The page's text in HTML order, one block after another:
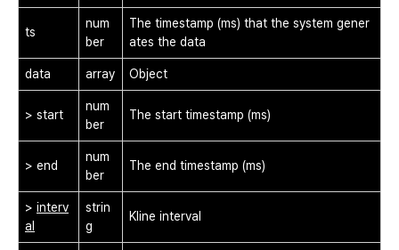
ts
num
ber
The timestamp (ms) that the system gener
ates the data
data array Object
> start
num
ber
The start timestamp (ms)
> end
num
ber
The end timestamp (ms)
> interv
al
strin
g
Kline interval